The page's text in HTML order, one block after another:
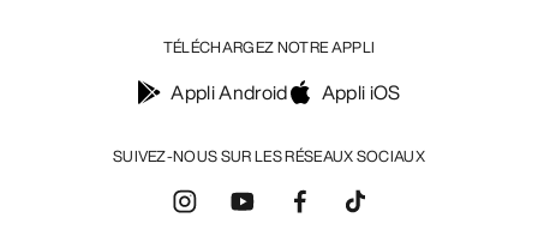
SUIVEZ-NOUS SUR LES RÉSEAUX SOCIAUX
TÉLÉCHARGEZ NOTRE APPLI
Appli Android Appli iOS